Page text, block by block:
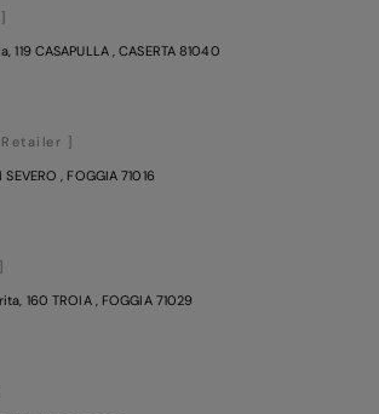
119 CASAPULLA , CASERTA81040
]
, FOGGIA 71016
160 TROIA
, FOGGIA71029